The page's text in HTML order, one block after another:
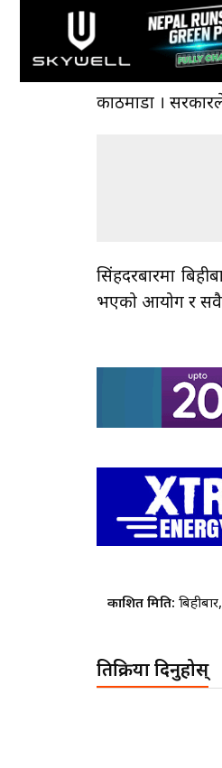
काठमाडौँ ।
सिंहदरबारमा
भएको आयोग र सवै
प्रकाशित मिति:
प्रतिक्रिया दिनुहोस्